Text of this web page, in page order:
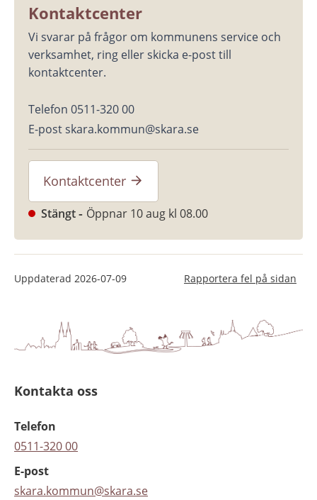
Kontaktcenter
Vi svarar på frågor om kommunens service och
verksamhet, ring eller skicka e-post till
kontaktcenter.
Telefon 0511-320 00
E-post skara.kommun@skara.se
Kontaktcenter
Stängt Öppnar 10 aug kl 08.00
Uppdaterad 2026-07-09 Rapportera fel på sidan
Kontakta oss
Telefon
0511-320 00
E-post
skara.kommun@skara.se